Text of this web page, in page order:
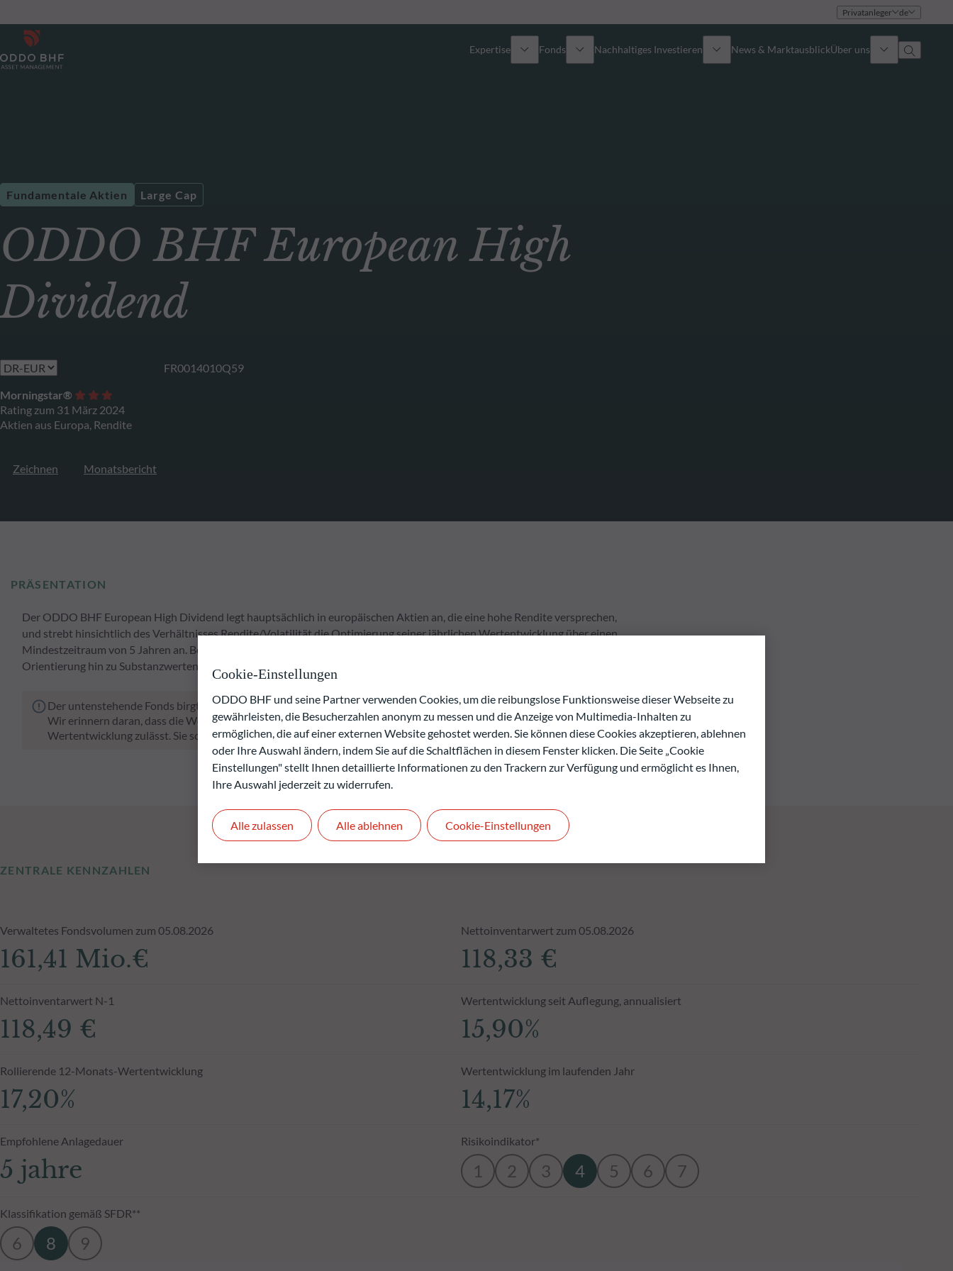
Privatanleger de
Expertise
Multi-Asset
Fonds
Wie kann ich Fonds zeichnen?
Nachhaltiges Investieren News & MarktausblickÜber uns
ODDO BHF European High
Dividend
Fundamentale Aktien Large Cap
FR0014010Q59
Morningstar®
Rating zum 31 März 2024
Aktien aus Europa, Rendite
Zeichnen Monatsbericht
PRÄSENTATION
Der ODDO BHF European High Dividend legt hauptsächlich in europäischen Aktien an, die eine hohe Rendite versprechen,
und strebt hinsichtlich des Verhältnisses Rendite/Volatilität die Optimierung seiner jährlichen Wertentwicklung über einen
Mindestzeitraum von 5 Jahren an. Bei der Verwaltung wird die Fundamentalanalyse von Unternehmen bevorzugt. Die
Orientierung hin zu Substanzwerten führt bei der Portfoliozusammensetzung zu einer „Value“-Ausrichtung.
Der untenstehende Fonds birgt das Risiko eines Kapitalverlusts.
Wir erinnern daran, dass die Wertentwicklung in der Vergangenheit keine Rückschlüsse auf die künftige
Wertentwicklung zulässt. Sie schwankt im Laufe der Zeit.
ZENTRALE KENNZAHLEN
Verwaltetes Fondsvolumen zum 05.08.2026
161,41 Mio.€
Nettoinventarwert zum 05.08.2026
118,33 €
Nettoinventarwert N-1
118,49 €
Wertentwicklung seit Auflegung, annualisiert
15,90%
Rollierende 12-Monats-Wertentwicklung
17,20%
Wertentwicklung im laufenden Jahr
14,17%
Empfohlene Anlagedauer
5 jahre
Risikoindikator*
1 2 3 4 5 6 7
Klassifikation gemäß SFDR**
6 8 9
Cookie-Einstellungen
ODDO BHF und seine Partner verwenden Cookies, um die reibungslose Funktionsweise dieser Webseite zu
gewährleisten, die Besucherzahlen anonym zu messen und die Anzeige von Multimedia-Inhalten zu
ermöglichen, die auf einer externen Website gehostet werden. Sie können diese Cookies akzeptieren, ablehnen
oder Ihre Auswahl ändern, indem Sie auf die Schaltflächen in diesem Fenster klicken. Die Seite „Cookie
Einstellungen" stellt Ihnen detaillierte Informationen zu den Trackern zur Verfügung und ermöglicht es Ihnen,
Ihre Auswahl jederzeit zu widerrufen.
Alle ablehnen
Alle zulassen Cookie-Einstellungen